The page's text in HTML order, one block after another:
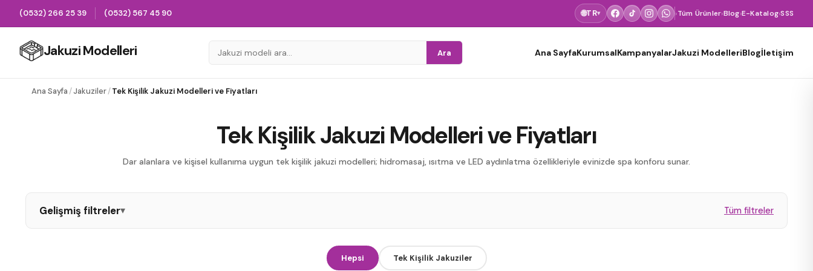
(0532) 266 25 39 (0532) 567 45 90 🌐TR▾ ›Tüm Ürünler›Blog›E-Katalog›SSS
Jakuzi Modelleri Ara Ana SayfaKurumsalKampanyalarJakuzi ModelleriBlogİletişim
Ana Sayfa /Jakuziler/Tek Kişilik Jakuzi Modelleri ve Fiyatları
Tek Kişilik Jakuzi Modelleri ve Fiyatları
Dar alanlara ve kişisel kullanıma uygun tek kişilik jakuzi modelleri; hidromasaj, ısıtma ve LED aydınlatma özellikleriyle evinizde spa konforu sunar.
Gelişmiş filtreler▾ Tüm filtreler
Hepsi Tek Kişilik Jakuziler